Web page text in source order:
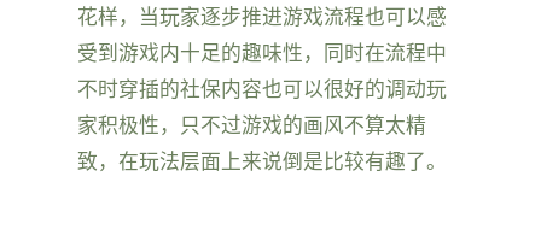
花样，当玩家逐步推进游戏流程也可以感
受到游戏内十足的趣味性，同时在流程中
不时穿插的社保内容也可以很好的调动玩
家积极性，只不过游戏的画风不算太精
致，在玩法层面上来说倒是比较有趣了。